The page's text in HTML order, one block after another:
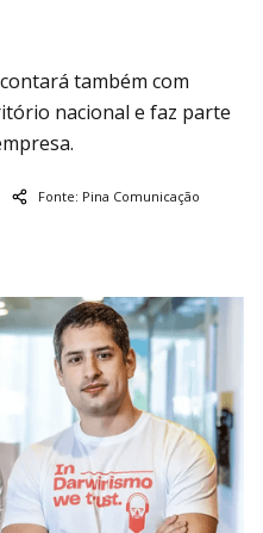
também com
nacional e faz parte
Fonte: Pina Comunicação